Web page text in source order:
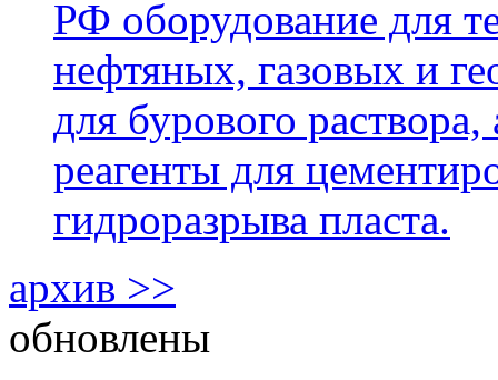
РФ оборудование для
нефтяных, газовых и
для бурового
реагенты для
гидроразрыва пласта.
архив >>
обновлены